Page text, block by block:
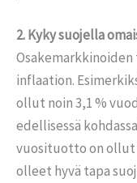
2. Kyky suojella
inflaation.
ollut noin 3,1 %
edellisessä
vuosituotto on ollut
olleet hyvä tapa